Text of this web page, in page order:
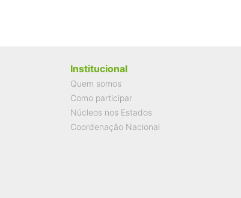
Institucional
Quem somos
Como participar
Núcleos nos Estados
Coordenação Nacional